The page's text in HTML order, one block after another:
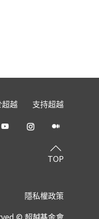
越 支持超越
TOP
隱私權政策